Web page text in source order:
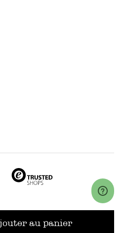
au panier
(Nederland) B.V.